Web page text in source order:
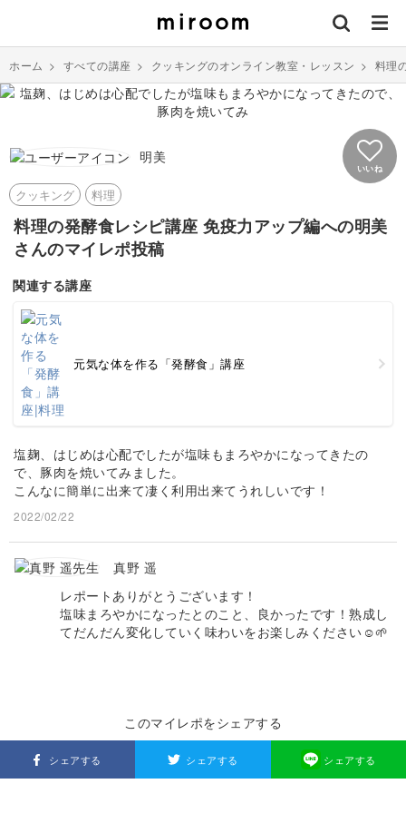
ホーム > すべての講座 > クッキングのオンライン教室・レッスン > 料理
明美
いいね
クッキング 料理
料理の発酵食レシピ講座 免疫力アップ編への明美
さんのマイレポ投稿
関連する講座
元気な体を作る「発酵食」講座
塩麹、はじめは心配でしたが塩味もまろやかになってきたの
で、豚肉を焼いてみました。
こんなに簡単に出来て凄く利用出来てうれしいです！
2022/02/22
真野 遥
レポートありがとうございます！
塩味まろやかになったとのこと、良かったです！熟成し
てだんだん変化していく味わいをお楽しみください☺️🌱
このマイレポをシェアする
シェアする シェアする シェアする